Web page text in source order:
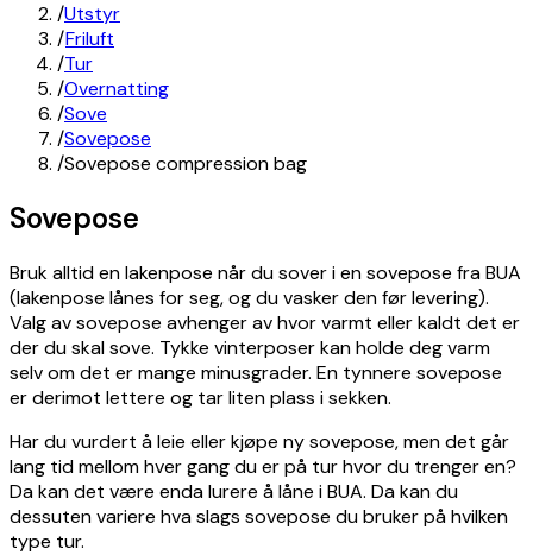
/Utstyr
/Friluft
/Tur
/Overnatting
/Sove
/Sovepose
/Sovepose compression bag
Sovepose
Bruk alltid en lakenpose når du sover i en sovepose fra BUA
(lakenpose lånes for seg, og du vasker den før levering).
Valg av sovepose avhenger av hvor varmt eller kaldt det er
der du skal sove. Tykke vinterposer kan holde deg varm
selv om det er mange minusgrader. En tynnere sovepose
er derimot lettere og tar liten plass i sekken.
Har du vurdert å leie eller kjøpe ny sovepose, men det går
lang tid mellom hver gang du er på tur hvor du trenger en?
Da kan det være enda lurere å låne i BUA. Da kan du
dessuten variere hva slags sovepose du bruker på hvilken
type tur.